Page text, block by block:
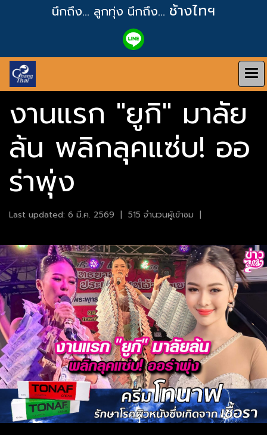
นึกถึง... ลูกทุ่ง นึกถึง... ช้างไทฯ
งานแรก "ยูกิ" มาลัย
ล้น พลิกลุคแซ่บ! ออ
ร่าพุ่ง
Last updated: 6 มี.ค. 2569 | 515 จำนวนผู้เข้าชม |